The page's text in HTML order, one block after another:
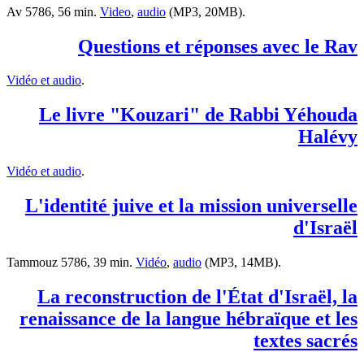
Av 5786, 56 min. Video, audio (MP3, 20MB).
Questions et réponses avec le Rav
Vidéo et audio.
Le livre "Kouzari" de Rabbi Yéhouda
Halévy
Vidéo et audio.
L'identité juive et la mission universelle
d'Israël
Tammouz 5786, 39 min. Vidéo, audio (MP3, 14MB).
La reconstruction de l'État d'Israël, la
renaissance de la langue hébraïque et les
textes sacrés